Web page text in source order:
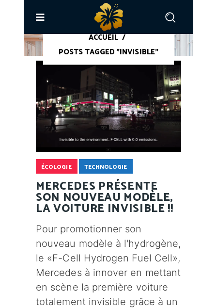
ACCUEIL /
POSTS TAGGED "INVISIBLE"
ÉCOLOGIE TECHNOLOGIE
MERCEDES PRÉSENTE
SON NOUVEAU MODÈLE,
LA VOITURE INVISIBLE !!
Pour promotionner son
nouveau modèle à l'hydrogène,
le «F-Cell Hydrogen Fuel Cell»,
Mercedes à innover en mettant
en scène la première voiture
totalement invisible grâce à un